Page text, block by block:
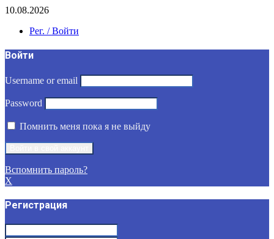
10.08.2026
Рег. / Войти
Войти
Username or email
Password
Помнить меня пока я не выйду
Вспомнить пароль?
X
Регистрация